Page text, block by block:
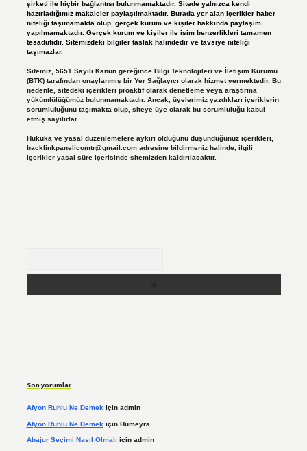
şirketi ile hiçbir bağlantısı bulunmamaktadır. Sitede yalnızca kendi
hazırladığımız makaleler paylaşılmaktadır. Burada yer alan içerikler haber
niteliği taşımamakta olup, gerçek kurum ve kişiler hakkında paylaşım
yapılmamaktadır. Gerçek kurum ve kişiler ile isim benzerlikleri tamamen
tesadüfidir. Sitemizdeki bilgiler taslak halindedir ve tavsiye niteliği
taşımazlar.
Sitemiz, 5651 Sayılı Kanun gereğince Bilgi Teknolojileri ve İletişim Kurumu
(BTK) tarafından onaylanmış bir Yer Sağlayıcı olarak hizmet vermektedir. Bu
nedenle, sitedeki içerikleri proaktif olarak denetleme veya araştırma
yükümlülüğümüz bulunmamaktadır. Ancak, üyelerimiz yazdıkları içeriklerin
sorumluluğunu taşımakta olup, siteye üye olarak bu sorumluluğu kabul
etmiş sayılırlar.
Hukuka ve yasal düzenlemelere aykırı olduğunu düşündüğünüz içerikleri,
backlinkpanelicomtr@gmail.comadresine bildirmeniz halinde, ilgili
içerikler yasal süre içerisinde sitemizden kaldırılacaktır.
Son yorumlar
Afyon Ruhlu Ne Demek için admin
Afyon Ruhlu Ne Demek için Hümeyra
Abajur Seçimi Nasıl Olmalı için admin